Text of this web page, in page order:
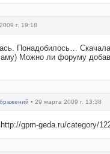
г. 19:18
Понадобилось…
Можно ли форуму
• 29 марта 2009 г. 13:38
gpm-geda.ru/category/